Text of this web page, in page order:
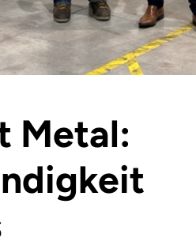
Metal: